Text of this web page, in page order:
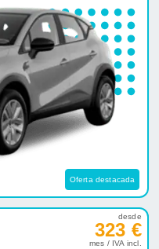
Oferta destacada
desde
323 €
mes / IVA incl.